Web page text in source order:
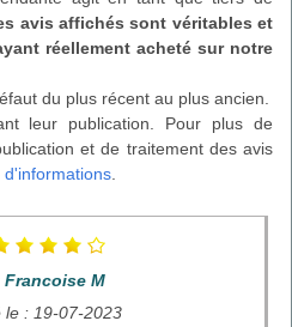
avis affichés sont véritables et
réellement acheté sur notre
du plus récent au plus ancien.
leur publication. Pour plus de
et de traitement des avis
d'informations.
Francoise M
le : 19-07-2023